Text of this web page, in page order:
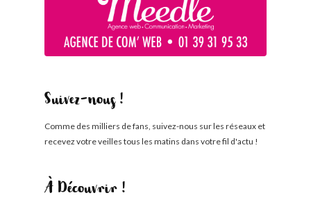
Suivez-nous !
Comme des milliers de fans, suivez-nous sur les réseaux et
recevez votre veilles tous les matins dans votre fil d'actu !
À Découvrir !